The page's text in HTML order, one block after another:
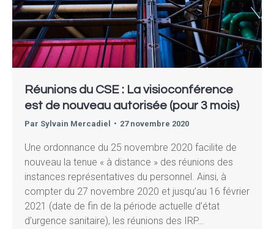
Réunions du CSE : La visioconférence
est de nouveau autorisée (pour 3 mois)
Par Sylvain Mercadiel 27 novembre 2020
Une ordonnance du 25 novembre 2020 facilite de
nouveau la tenue « à distance » des réunions des
instances représentatives du personnel. Ainsi, à
compter du 27 novembre 2020 et jusqu’au 16 février
2021 (date de fin de la période actuelle d’état
d’urgence sanitaire), les réunions des IRP…